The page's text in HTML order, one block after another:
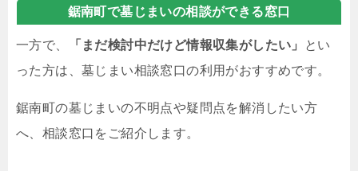
鋸南町で墓じまいの相談ができる窓口
一方で、 「まだ検討中だけど情報収集がしたい」
とい
った方は、墓じまい相談窓口の利用がおすすめです。
鋸南町の墓じまいの不明点や疑問点を解消したい方
へ、相談窓口をご紹介します。